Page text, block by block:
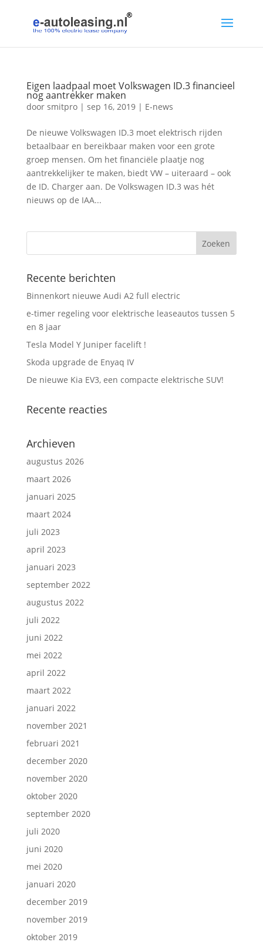
Eigen laadpaal moet Volkswagen ID.3 financieel
nog aantrekker maken
door smitpro| sep 16, 2019| E-news
De nieuwe Volkswagen ID.3 moet elektrisch rijden
betaalbaar en bereikbaar maken voor een grote
groep mensen. Om het financiële plaatje nog
aantrekkelijker te maken, biedt VW – uiteraard – ook
de ID. Charger aan. De Volkswagen ID.3 was hét
nieuws op de IAA...
Recente berichten
Binnenkort nieuwe Audi A2 full electric
e-timer regeling voor elektrische leaseautos tussen 5
en 8 jaar
Tesla Model Y Juniper facelift !
Skoda upgrade de Enyaq IV
De nieuwe Kia EV3, een compacte elektrische SUV!
Recente reacties
Archieven
augustus 2026
maart 2026
januari 2025
maart 2024
juli 2023
april 2023
januari 2023
september 2022
augustus 2022
juli 2022
juni 2022
mei 2022
april 2022
maart 2022
januari 2022
november 2021
februari 2021
december 2020
november 2020
oktober 2020
september 2020
juli 2020
juni 2020
mei 2020
januari 2020
december 2019
november 2019
oktober 2019